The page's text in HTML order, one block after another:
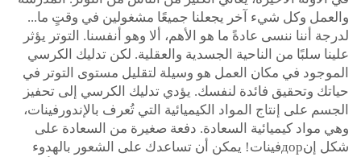
والعمل وكل شيء آخر يجعلنا جميعًا مشغولين في وقتٍ ما...
لدرجة أننا ننسى عادةً ما هو الأهم، ألا وهو أنفسنا. التوتر يؤثر
علينا سلبًا من الناحية الجسدية والعقلية. لكن تدليك الكرسي
الموجود في مكان العمل هو وسيلة لتقليل مستوى التوتر في
حياتك وتحقيق فائدة لنفسك. يؤدي تدليك الكرسي إلى تحفيز
الجسم على إنتاج المواد الكيميائية التي تُعرف بالإندورفينات،
وهي مواد كيميائية السعادة. دفعة صغيرة من السعادة على
شكل إنдорفينات! يمكن أن تساعدك على الشعور بالهدوء